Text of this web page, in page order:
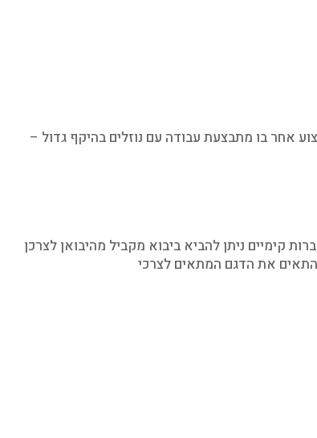
אחר בו מתבצעת עבודה עם נוזלים בהיקף גדול –
קימיים ניתן להביא ביבוא מקביל מהיבואן לצרכן
את הדגם המתאים לצרכי